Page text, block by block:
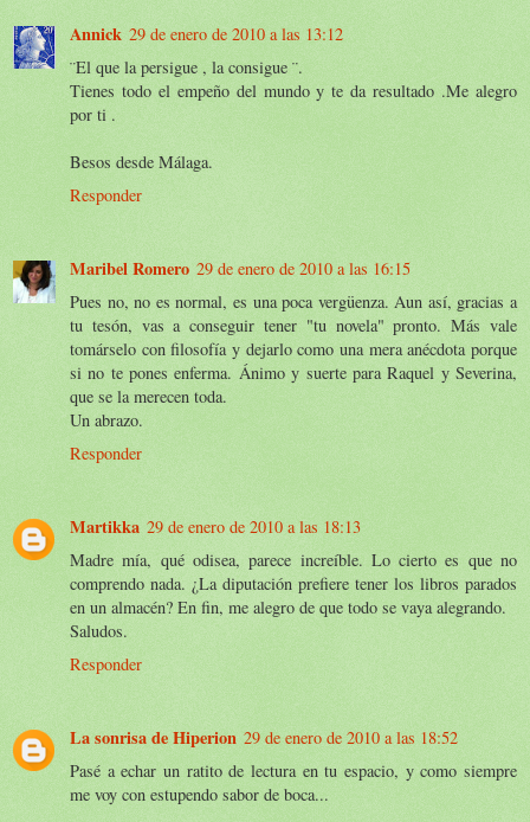
Annick 29 de enero de 2010 a las 13:12
¨El que la persigue , la consigue ¨.
Tienes todo el empeño del mundo y te da resultado .Me alegro
por ti .
Besos desde Málaga.
Responder
Maribel Romero 29 de enero de 2010 a las 16:15
Pues no, no es normal, es una poca vergüenza. Aun así, gracias a
tu tesón, vas a conseguir tener "tu novela" pronto. Más vale
tomárselo con filosofía y dejarlo como una mera anécdota porque
si no te pones enferma. Ánimo y suerte para Raquel y Severina,
que se la merecen toda.
Un abrazo.
Responder
Martikka 29 de enero de 2010 a las 18:13
Madre mía, qué odisea, parece increíble. Lo cierto es que no
comprendo nada. ¿La diputación prefiere tener los libros parados
en un almacén? En fin, me alegro de que todo se vaya alegrando.
Saludos.
Responder
La sonrisa de Hiperion 29 de enero de 2010 a las 18:52
Pasé a echar un ratito de lectura en tu espacio, y como siempre
me voy con estupendo sabor de boca...